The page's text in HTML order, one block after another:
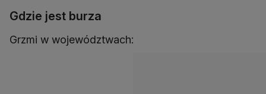
Gdzie jest burza
Grzmi w województwach: